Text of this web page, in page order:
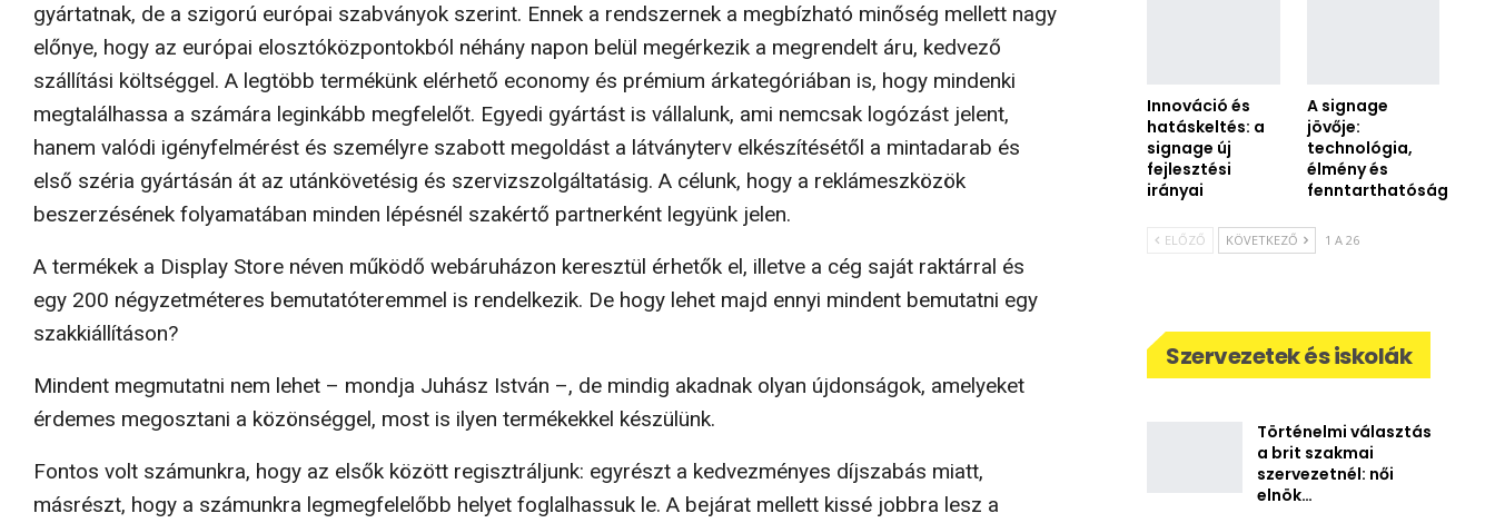
gyártatnak, de a szigorú európai szabványok szerint. Ennek a rendszernek a megbízható minőség mellett nagy
előnye, hogy az európai elosztóközpon­tokból néhány napon belül megérkezik a megren­delt áru, kedvező
szállítási költséggel. A legtöbb termékünk elérhető economy és prémium árkategó­riában is, hogy mindenki
megtalálhassa a számára leginkább megfelelőt. Egyedi gyártást is vállalunk, ami nemcsak logózást jelent,
hanem valódi igény­felmérést és személyre szabott megoldást a lát­ványterv elkészítésétől a mintadarab és
első széria gyártásán át az utánkövetésig és szervizszolgáltatá­sig. A célunk, hogy a reklámeszközök
beszerzésének folyamatában minden lépésnél szakértő partnerként legyünk jelen.
A termékek a Display Store néven működő webáru­házon keresztül érhetők el, illetve a cég saját raktár­ral és
egy 200 négyzetméteres bemutatóteremmel is rendelkezik. De hogy lehet majd ennyi mindent bemutatni egy
szakkiállításon?
Mindent megmutatni nem lehet – mondja Juhász István –, de mindig akadnak olyan újdonságok, ame­lyeket
érdemes megosztani a közönséggel, most is ilyen termékekkel készülünk.
Fontos volt számunkra, hogy az elsők között regiszt­ráljunk: egyrészt a kedvezményes díjszabás miatt,
másrészt, hogy a számunkra legmegfelelőbb helyet foglalhassuk le. A bejárat mellett kissé jobbra lesz a
Innováció és
hatáskeltés: a
signage új
fejlesztési
irányai
A signage
jövője:
technológia,
élmény és
fenntarthatóság
ELŐZŐ KÖVETKEZŐ 1 A 26
Szervezetek és iskolák
Történelmi választás
a brit szakmai
szervezetnél: női
elnök…